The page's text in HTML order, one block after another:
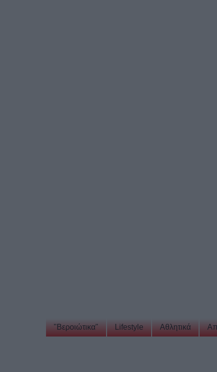
"Βεροιώτικα" Lifestyle Αθλητικά